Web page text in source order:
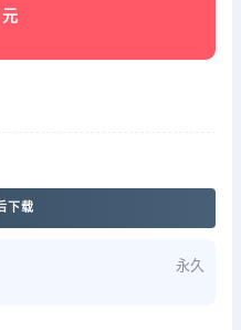
元
下载
永久